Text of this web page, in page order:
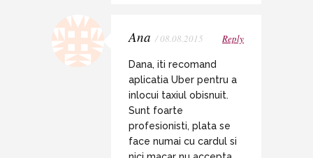
Ana / 08.08.2015 Reply
Dana, iti recomand
aplicatia Uber pentru a
inlocui taxiul obisnuit.
Sunt foarte
profesionisti, plata se
face numai cu cardul si